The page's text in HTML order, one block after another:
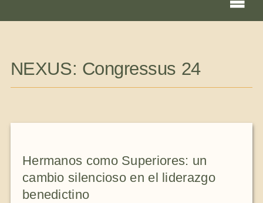
La orden benedictina
NEXUS
NEXUS: Congressus 24
Hermanos como Superiores: un
cambio silencioso en el liderazgo
benedictino